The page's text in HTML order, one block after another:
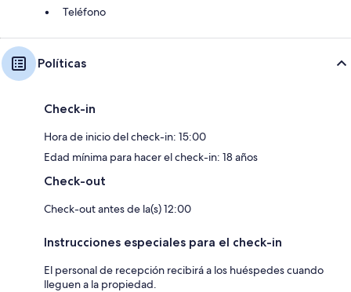
Teléfono
Políticas
Check-in
Hora de inicio del check-in: 15:00
Edad mínima para hacer el check-in: 18 años
Check-out
Check-out antes de la(s) 12:00
Instrucciones especiales para el check-in
El personal de recepción recibirá a los huéspedes cuando
lleguen a la propiedad.